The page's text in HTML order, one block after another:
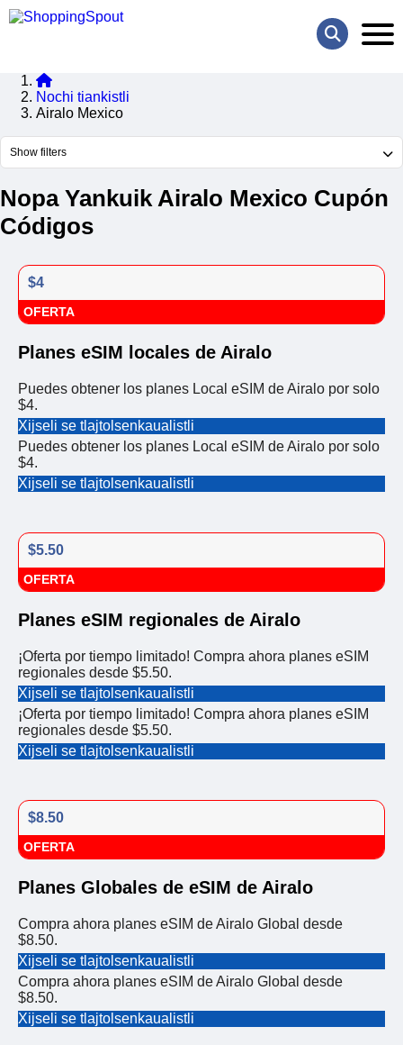
Nochi tiankistli
Airalo Mexico
Show filters
Nopa Yankuik Airalo Mexico Cupón
Códigos
$4
OFERTA
Planes eSIM locales de Airalo
Puedes obtener los planes Local eSIM de Airalo por solo
$4.
Xijseli se tlajtolsenkaualistli
Puedes obtener los planes Local eSIM de Airalo por solo
$4.
Xijseli se tlajtolsenkaualistli
$5.50
OFERTA
Planes eSIM regionales de Airalo
¡Oferta por tiempo limitado! Compra ahora planes eSIM
regionales desde $5.50.
Xijseli se tlajtolsenkaualistli
¡Oferta por tiempo limitado! Compra ahora planes eSIM
regionales desde $5.50.
Xijseli se tlajtolsenkaualistli
$8.50
OFERTA
Planes Globales de eSIM de Airalo
Compra ahora planes eSIM de Airalo Global desde
$8.50.
Xijseli se tlajtolsenkaualistli
Compra ahora planes eSIM de Airalo Global desde
$8.50.
Xijseli se tlajtolsenkaualistli